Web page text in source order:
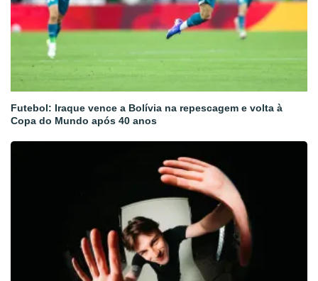
Futebol: Iraque vence a Bolívia na repescagem e volta à
Copa do Mundo após 40 anos